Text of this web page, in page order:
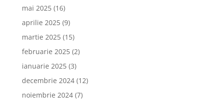
mai 2025(16)
aprilie 2025(9)
martie 2025(15)
februarie 2025(2)
ianuarie 2025(3)
decembrie 2024(12)
noiembrie 2024(7)